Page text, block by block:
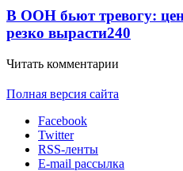
В ООН бьют тревогу:
резко вырасти240
Читать комментарии
Полная версия сайта
Facebook
Twitter
RSS-ленты
E-mail рассылка